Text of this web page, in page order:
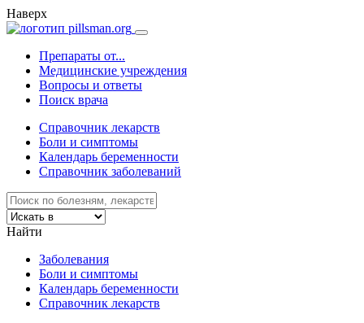
Наверх
Препараты от...
Медицинские учреждения
Вопросы и ответы
Поиск врача
Справочник лекарств
Боли и симптомы
Календарь беременности
Справочник заболеваний
Найти
Заболевания
Боли и симптомы
Календарь беременности
Справочник лекарств